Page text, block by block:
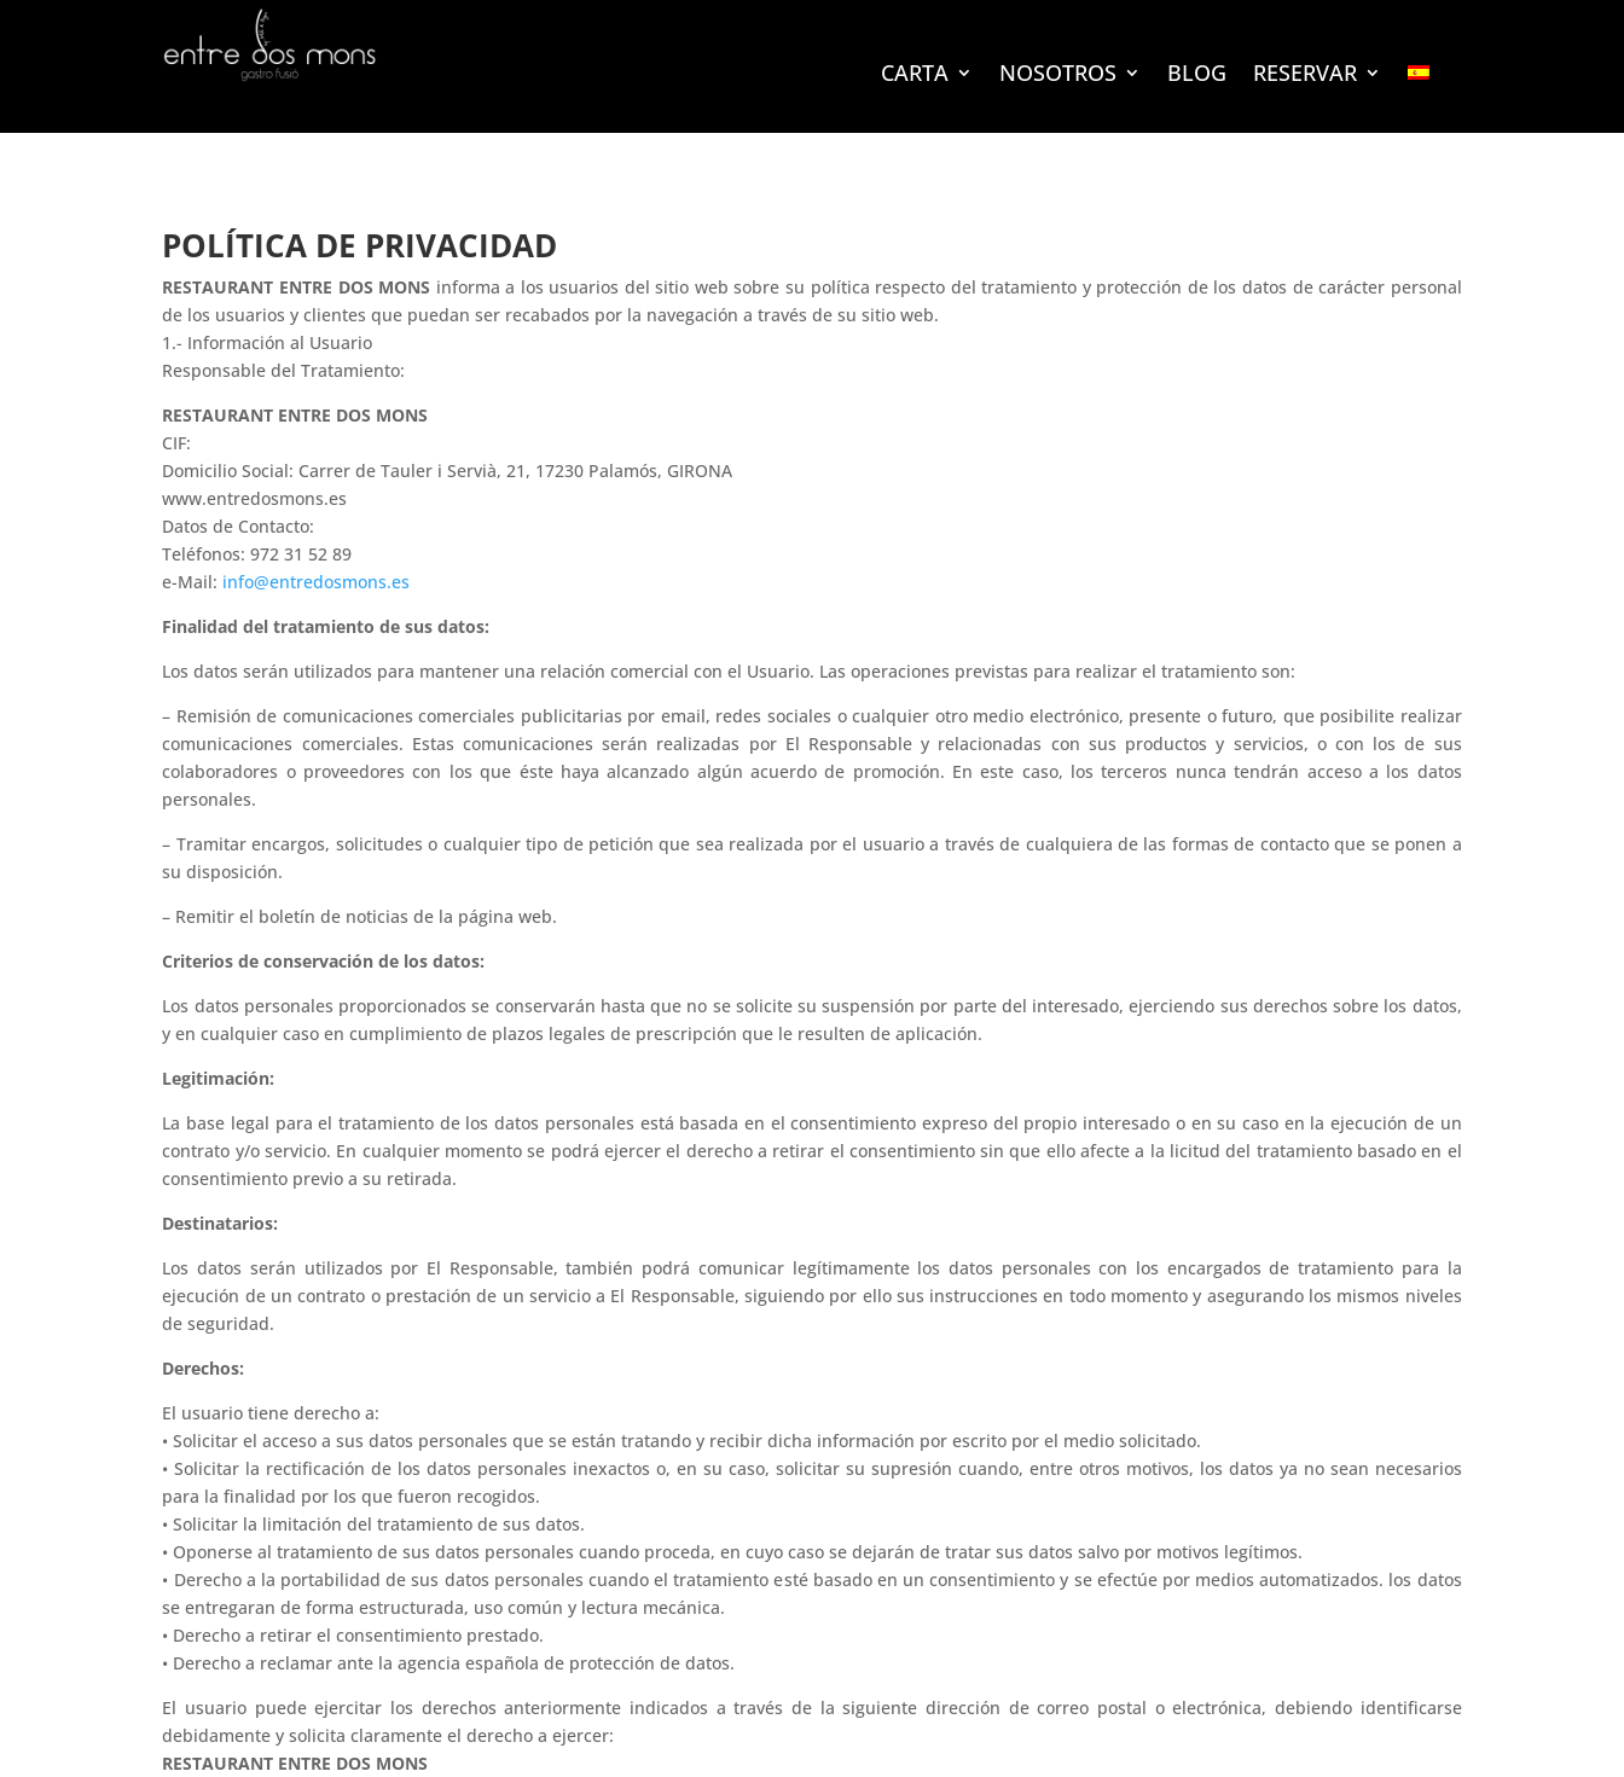
CARTA NOSOTROS BLOG RESERVAR
POLÍTICA DE PRIVACIDAD
RESTAURANT ENTRE DOS MONS informa a los usuarios del sitio web sobre su política respecto del tratamiento y protección de los datos de carácter personal
de los usuarios y clientes que puedan ser recabados por la navegación a través de su sitio web.
1.- Información al Usuario
Responsable del Tratamiento:
RESTAURANT ENTRE DOS MONS
CIF:
Domicilio Social: Carrer de Tauler i Servià, 21, 17230 Palamós, GIRONA
www.entredosmons.es
Datos de Contacto:
Teléfonos: 972 31 52 89
e-Mail: info@entredosmons.es
Finalidad del tratamiento de sus datos:
Los datos serán utilizados para mantener una relación comercial con el Usuario. Las operaciones previstas para realizar el tratamiento son:
– Remisión de comunicaciones comerciales publicitarias por email, redes sociales o cualquier otro medio electrónico, presente o futuro, que posibilite realizar
comunicaciones comerciales. Estas comunicaciones serán realizadas por El Responsable y relacionadas con sus productos y servicios, o con los de sus
colaboradores o proveedores con los que éste haya alcanzado algún acuerdo de promoción. En este caso, los terceros nunca tendrán acceso a los datos
personales.
– Tramitar encargos, solicitudes o cualquier tipo de petición que sea realizada por el usuario a través de cualquiera de las formas de contacto que se ponen a
su disposición.
– Remitir el boletín de noticias de la página web.
Criterios de conservación de los datos:
Los datos personales proporcionados se conservarán hasta que no se solicite su suspensión por parte del interesado, ejerciendo sus derechos sobre los datos,
y en cualquier caso en cumplimiento de plazos legales de prescripción que le resulten de aplicación.
Legitimación:
La base legal para el tratamiento de los datos personales está basada en el consentimiento expreso del propio interesado o en su caso en la ejecución de un
contrato y/o servicio. En cualquier momento se podrá ejercer el derecho a retirar el consentimiento sin que ello afecte a la licitud del tratamiento basado en el
consentimiento previo a su retirada.
Destinatarios:
Los datos serán utilizados por El Responsable, también podrá comunicar legítimamente los datos personales con los encargados de tratamiento para la
ejecución de un contrato o prestación de un servicio a El Responsable, siguiendo por ello sus instrucciones en todo momento y asegurando los mismos niveles
de seguridad.
Derechos:
El usuario tiene derecho a:
• Solicitar el acceso a sus datos personales que se están tratando y recibir dicha información por escrito por el medio solicitado.
• Solicitar la rectificación de los datos personales inexactos o, en su caso, solicitar su supresión cuando, entre otros motivos, los datos ya no sean necesarios
para la finalidad por los que fueron recogidos.
• Solicitar la limitación del tratamiento de sus datos.
• Oponerse al tratamiento de sus datos personales cuando proceda, en cuyo caso se dejarán de tratar sus datos salvo por motivos legítimos.
• Derecho a la portabilidad de sus datos personales cuando el tratamiento esté basado en un consentimiento y se efectúe por medios automatizados. los datos
se entregaran de forma estructurada, uso común y lectura mecánica.
• Derecho a retirar el consentimiento prestado.
• Derecho a reclamar ante la agencia española de protección de datos.
El usuario puede ejercitar los derechos anteriormente indicados a través de la siguiente dirección de correo postal o electrónica, debiendo identificarse
debidamente y solicita claramente el derecho a ejercer:
RESTAURANT ENTRE DOS MONS